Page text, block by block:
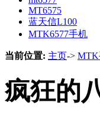
MT6575
蓝天信L100
MTK6577手机
当前位置: 主页-> MTK
疯狂的